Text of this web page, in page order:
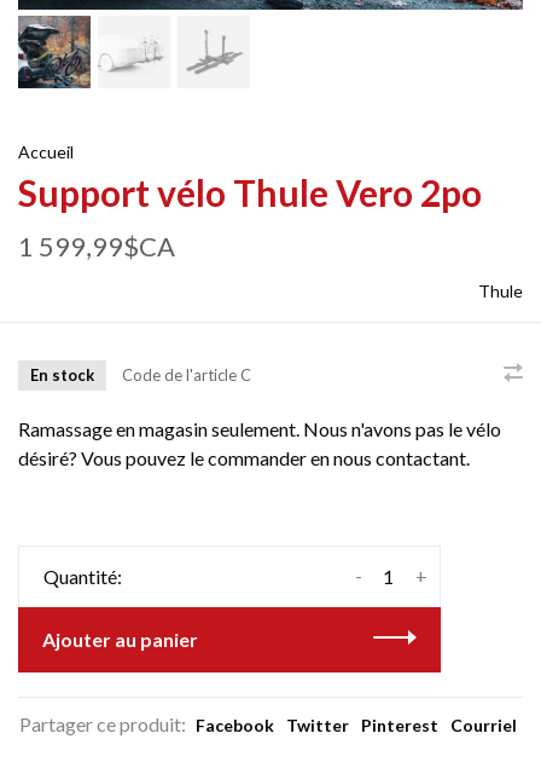
Accueil
Support vélo Thule Vero 2po
1 599,99$CA
Thule
En stock Code de l'article C
Ramassage en magasin seulement. Nous n'avons pas le vélo
désiré? Vous pouvez le commander en nous contactant.
Quantité: +
-
Ajouter au panier
Partager ce produit: Facebook Twitter Pinterest Courriel